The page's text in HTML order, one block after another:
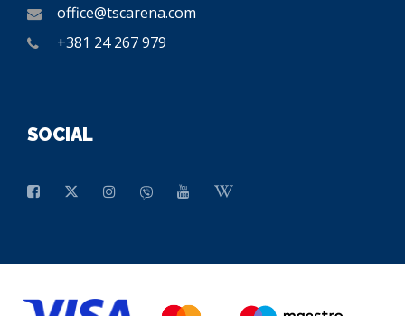
office@tscarena.com
+381 24 267 979
SOCIAL